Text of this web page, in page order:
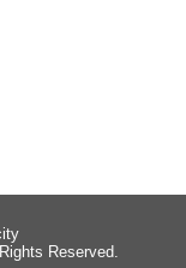
Reserved.